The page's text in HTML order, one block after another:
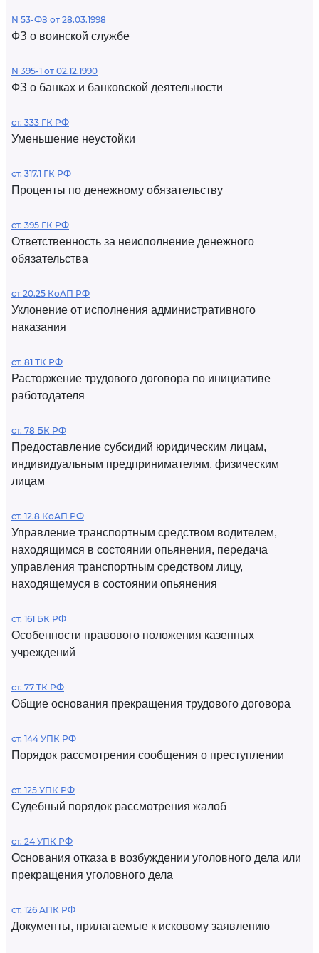
N 53-ФЗ от 28.03.1998
ФЗ о воинской службе
N 395-1 от 02.12.1990
ФЗ о банках и банковской деятельности
ст. 333 ГК РФ
Уменьшение неустойки
ст. 317.1 ГК РФ
Проценты по денежному обязательству
ст. 395 ГК РФ
Ответственность за неисполнение денежного
обязательства
ст 20.25 КоАП РФ
Уклонение от исполнения административного
наказания
ст. 81 ТК РФ
Расторжение трудового договора по инициативе
работодателя
ст. 78 БК РФ
Предоставление субсидий юридическим лицам,
индивидуальным предпринимателям, физическим
лицам
ст. 12.8 КоАП РФ
Управление транспортным средством водителем,
находящимся в состоянии опьянения, передача
управления транспортным средством лицу,
находящемуся в состоянии опьянения
ст. 161 БК РФ
Особенности правового положения казенных
учреждений
ст. 77 ТК РФ
Общие основания прекращения трудового договора
ст. 144 УПК РФ
Порядок рассмотрения сообщения о преступлении
ст. 125 УПК РФ
Судебный порядок рассмотрения жалоб
ст. 24 УПК РФ
Основания отказа в возбуждении уголовного дела или
прекращения уголовного дела
ст. 126 АПК РФ
Документы, прилагаемые к исковому заявлению